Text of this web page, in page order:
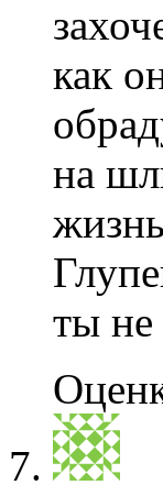
как
на
ты не